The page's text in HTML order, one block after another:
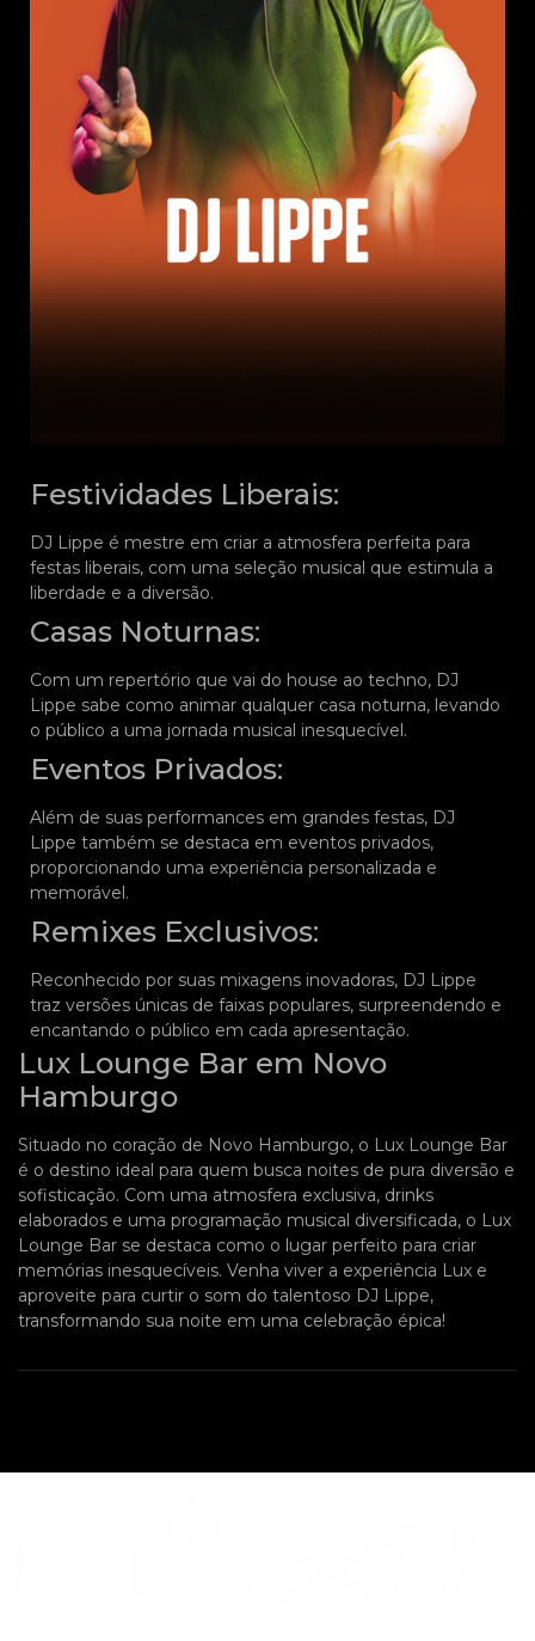
Festividades Liberais:
DJ Lippe é mestre em criar a atmosfera perfeita para
festas liberais, com uma seleção musical que estimula a
liberdade e a diversão.
Casas Noturnas:
Com um repertório que vai do house ao techno, DJ
Lippe sabe como animar qualquer casa noturna, levando
o público a uma jornada musical inesquecível.
Eventos Privados:
Além de suas performances em grandes festas, DJ
Lippe também se destaca em eventos privados,
proporcionando uma experiência personalizada e
memorável.
Remixes Exclusivos:
Reconhecido por suas mixagens inovadoras, DJ Lippe
traz versões únicas de faixas populares, surpreendendo e
encantando o público em cada apresentação.
Lux Lounge Bar em Novo
Hamburgo
Situado no coração de Novo Hamburgo, o Lux Lounge Bar
é o destino ideal para quem busca noites de pura diversão e
sofisticação. Com uma atmosfera exclusiva, drinks
elaborados e uma programação musical diversificada, o Lux
Lounge Bar se destaca como o lugar perfeito para criar
memórias inesquecíveis. Venha viver a experiência Lux e
aproveite para curtir o som do talentoso DJ Lippe,
transformando sua noite em uma celebração épica!